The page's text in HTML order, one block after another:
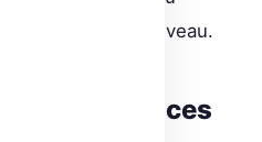
à cette API bas-niveau.
les interfaces